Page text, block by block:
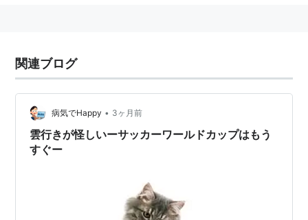
そのキャッチーな曲調で人気を掴むも、一方で盗作疑惑
が波紋を呼んでいる。
詳しくは「ORANGE RANGE」を参照。
RYOとYOHは兄弟
関連ブログ
病気でHappy • 3ヶ月前
雲行きが怪しいーサッカーワールドカップはもう
すぐー